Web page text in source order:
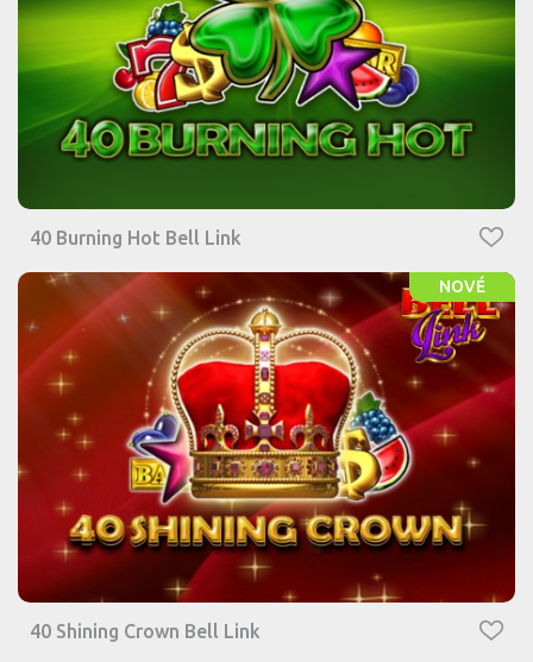
40 Burning Hot Bell Link
40 Shining Crown Bell Link
NOVÉ